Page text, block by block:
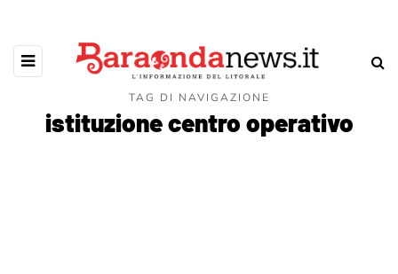
TAG DI NAVIGAZIONE
istituzione centro operativo